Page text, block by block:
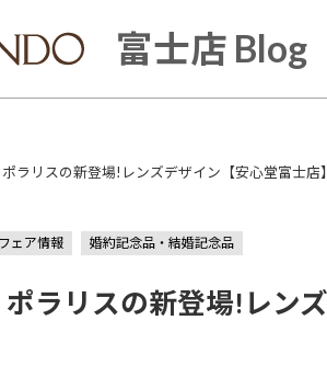
富士店 Blog
ポラリスの新登場!レンズデザイン【安心堂富士店】
フェア情報 婚約記念品・結婚記念品
ポラリスの新登場!レン